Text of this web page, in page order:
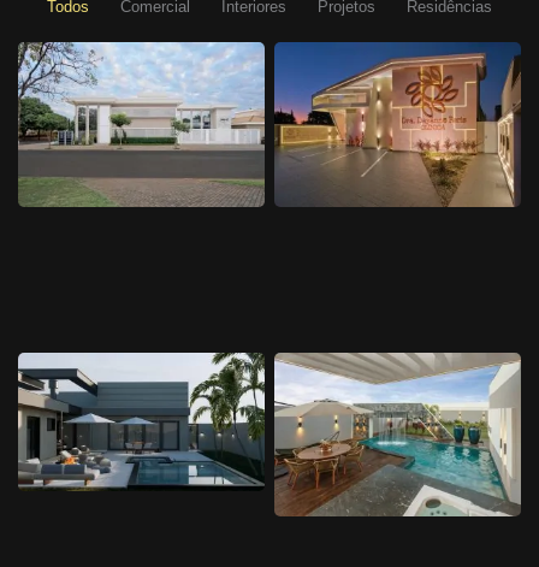
Todos Comercial Interiores Projetos Residências